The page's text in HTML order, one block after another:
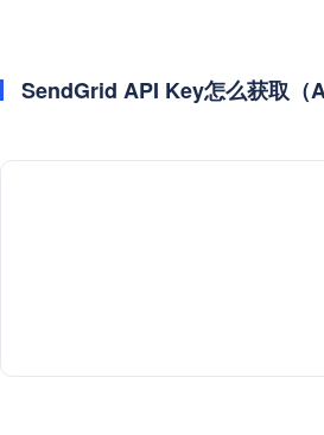
SendGrid API Key怎么获取（